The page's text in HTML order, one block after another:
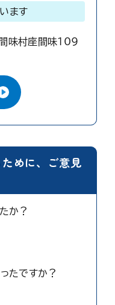
ます
味村座間味109
めに、ご意見
か？
たですか？